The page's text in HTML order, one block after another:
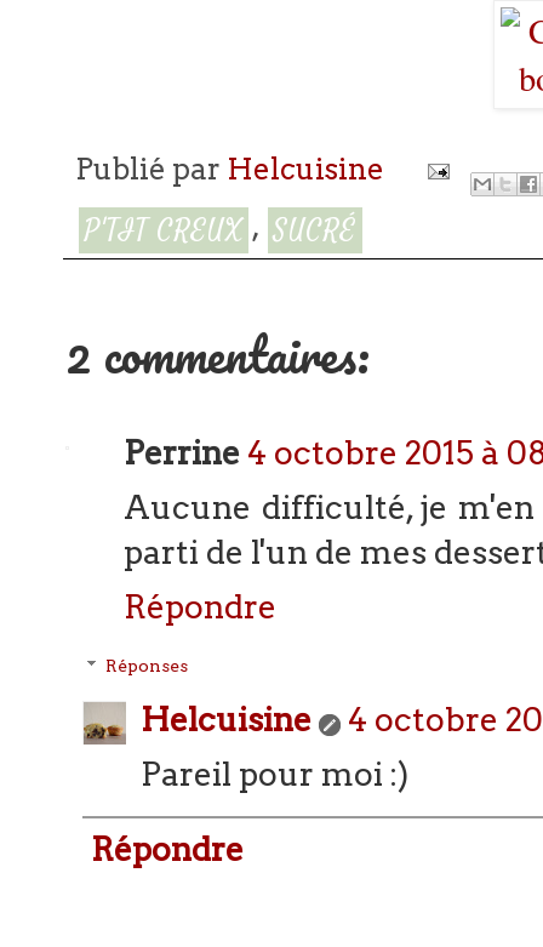
Publié par Helcuisine
P'TIT CREUX , SUCRÉ
2 commentaires:
Perrine 4 octobre 2015 à
Aucune difficulté, je
parti de l'un de mes
Répondre
Réponses
Helcuisine
4 octobre
Pareil pour moi :)
Répondre